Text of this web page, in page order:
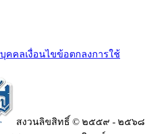
คคลเงื่อนไขข้อตกลงการใช้
สงวนลิขสิทธิ์ © ๒๕๕๙ - ๒๕๖๘